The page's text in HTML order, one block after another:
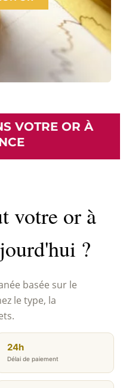
VOTRE OR À
votre or à
?
basée sur le
le type, la
24h
Délai de paiement